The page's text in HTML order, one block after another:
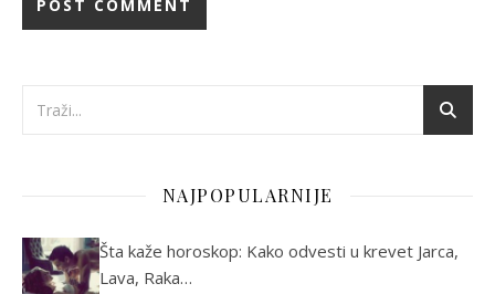
NAJPOPULARNIJE
Šta kaže horoskop: Kako odvesti u krevet Jarca,
Lava, Raka…